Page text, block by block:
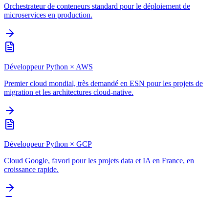
Orchestrateur de conteneurs standard pour le déploiement de
microservices en production.
Développeur Python × AWS
Premier cloud mondial, très demandé en ESN pour les projets de
migration et les architectures cloud-native.
Développeur Python × GCP
Cloud Google, favori pour les projets data et IA en France, en
croissance rapide.